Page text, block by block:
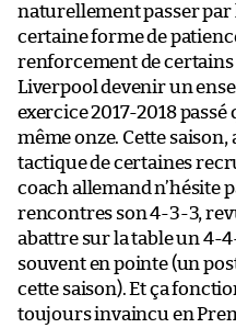
naturellement passer par
certaine forme de
renforcement de
Liverpool devenir un
exercice 2017-2018
même onze. Cette
tactique de certaines
coach allemand n’hésite
rencontres son 4-3-3,
abattre sur la table un 4-
souvent en pointe (un
cette saison). Et ça
toujours invaincu en